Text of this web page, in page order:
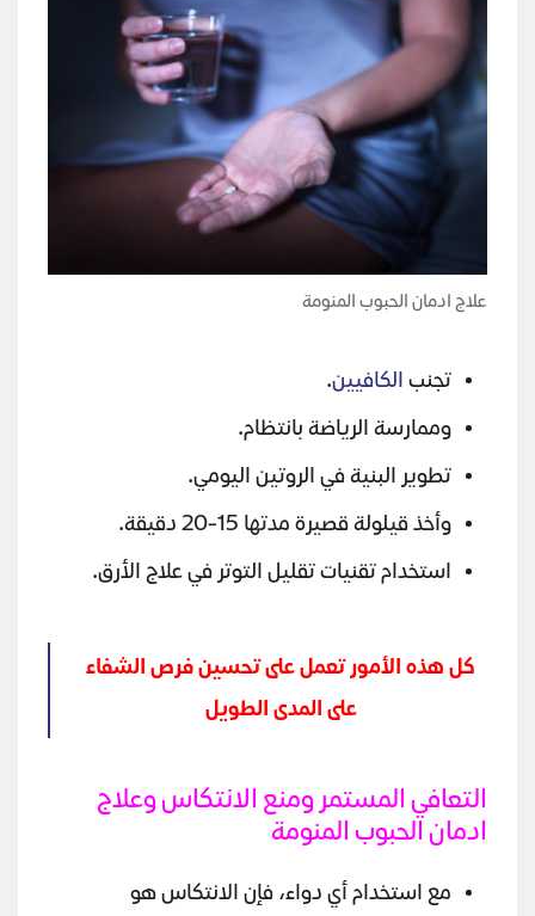
علاج ادمان الحبوب المنومة
تجنب الكافيين.
وممارسة الرياضة بانتظام.
تطوير البنية في الروتين اليومي.
وأخذ قيلولة قصيرة مدتها 15-20 دقيقة.
استخدام تقنيات تقليل التوتر في علاج الأرق.
كل هذه الأمور تعمل على تحسين فرص الشفاء
على المدى الطويل
التعافي المستمر ومنع الانتكاس وعلاج
ادمان الحبوب المنومة
مع استخدام أي دواء، فإن الانتكاس هو